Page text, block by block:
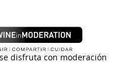
disfruta con moderación